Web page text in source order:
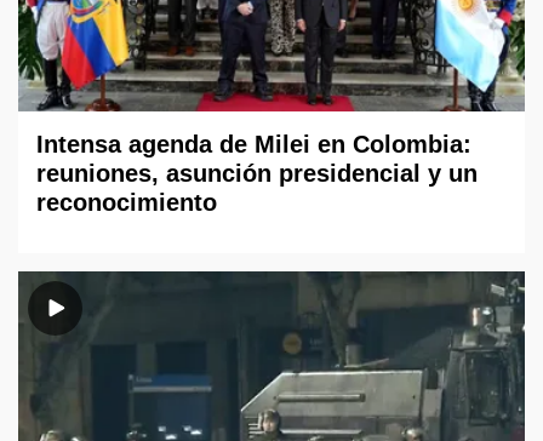
Intensa agenda de Milei en Colombia:
reuniones, asunción presidencial y un
reconocimiento